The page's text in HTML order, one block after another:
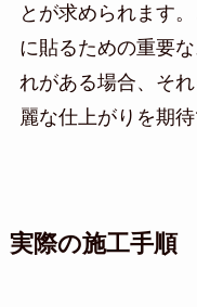
とが求められます
に貼るための重要
れがある場合、そ
麗な仕上がりを期待
実際の施工手順